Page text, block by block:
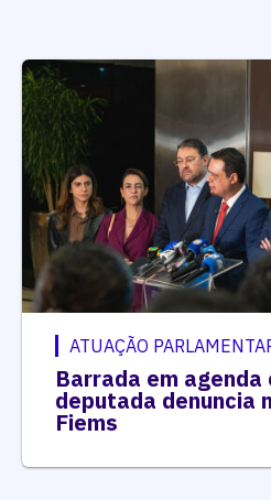
ATUAÇÃO
Barrada em
deputada denuncia
Fiems